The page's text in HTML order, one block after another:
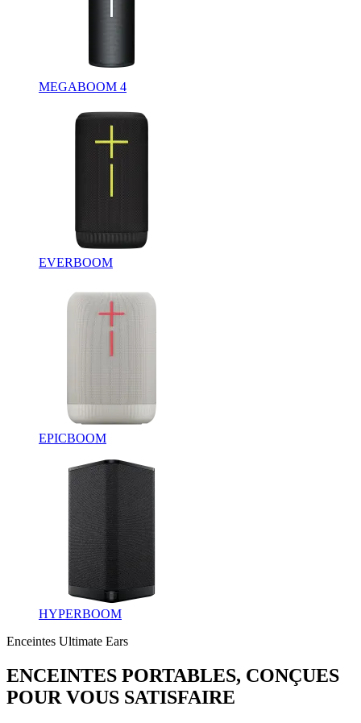
MEGABOOM 4
EVERBOOM
EPICBOOM
HYPERBOOM
Enceintes Ultimate Ears
ENCEINTES PORTABLES, CONÇUES
POUR VOUS SATISFAIRE